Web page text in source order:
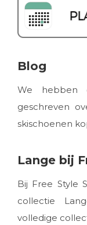
Blog
We hebben
geschreven
skischoenen
Lange bij
Bij Free Style
collectie
volledige